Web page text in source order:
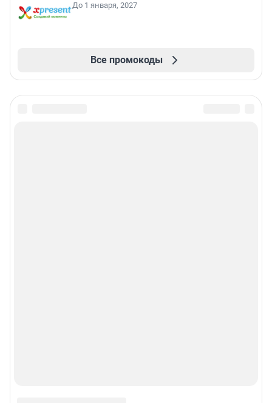
До 1 января, 2027
Все промокоды